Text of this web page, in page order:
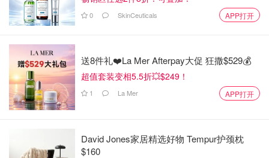
0 SkinCeuticals APP打开
送8件礼❤️La Mer Afterpay大促 狂撒$529💰
超值套装变相5.5折💥$249！
1 La Mer APP打开
David Jones家居精选好物 Tempur护颈枕
$160